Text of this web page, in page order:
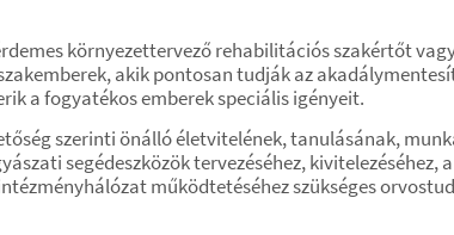
környezettervező rehabilitációs szakértőt
akik pontosan tudják az
a fogyatékos emberek speciális igényeit.
szerinti önálló életvitelének, tanulásának,
segédeszközök tervezéséhez, kivitelezéséhez,
működtetéséhez szükséges